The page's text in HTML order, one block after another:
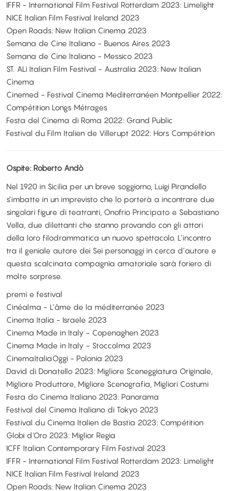
IFFR - International Film Festival Rotterdam 2023: Limelight
NICE Italian Film Festival Ireland 2023
Open Roads: New Italian Cinema 2023
Semana de Cine Italiano - Buenos Aires 2023
Semana de Cine Italiano - Messico 2023
ST. ALi Italian Film Festival - Australia 2023: New Italian
Cinema
Cinemed - Festival Cinema Mediterranéen Montpellier 2022:
Compétition Longs Métrages
Festa del Cinema di Roma 2022: Grand Public
Festival du Film Italien de Villerupt 2022: Hors Compétition
Ospite: Roberto Andò
Nel 1920 in Sicilia per un breve soggiorno, Luigi Pirandello
s’imbatte in un imprevisto che lo porterà a incontrare due
singolari figure di teatranti, Onofrio Principato e Sebastiano
Vella, due dilettanti che stanno provando con gli attori
della loro filodrammatica un nuovo spettacolo. L’incontro
tra il geniale autore dei Sei personaggi in cerca d’autore e
questa scalcinata compagnia amatoriale sarà foriero di
molte sorprese.
premi e festival
Cinéalma - L’âme de la méditerranée 2023
Cinema Italia - Israele 2023
Cinema Made in Italy - Copenaghen 2023
Cinema Made in Italy - Stoccolma 2023
CinemaItaliaOggi - Polonia 2023
David di Donatello 2023: Migliore Sceneggiatura Originale,
Migliore Produttore, Migliore Scenografia, Migliori Costumi
Festa do Cinema Italiano 2023: Panorama
Festival del Cinema Italiano di Tokyo 2023
Festival du Cinema Italien de Bastia 2023: Compétition
Globi d'Oro 2023: Miglior Regia
ICFF Italian Contemporary Film Festival 2023
IFFR - International Film Festival Rotterdam 2023: Limelight
NICE Italian Film Festival Ireland 2023
Open Roads: New Italian Cinema 2023